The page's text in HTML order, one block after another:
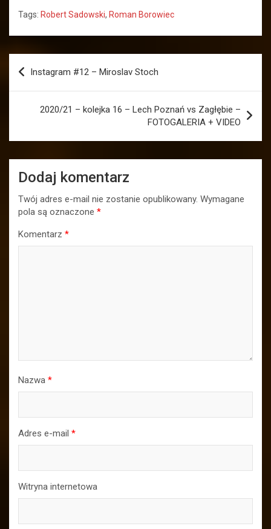
Tags: Robert Sadowski, Roman Borowiec
Nawigacja
wpisu
Instagram #12 – Miroslav Stoch
2020/21 – kolejka 16 – Lech Poznań vs Zagłębie –
FOTOGALERIA + VIDEO
Dodaj komentarz
Twój adres e-mail nie zostanie opublikowany. Wymagane
pola są oznaczone *
Komentarz *
Nazwa *
Adres e-mail *
Witryna internetowa